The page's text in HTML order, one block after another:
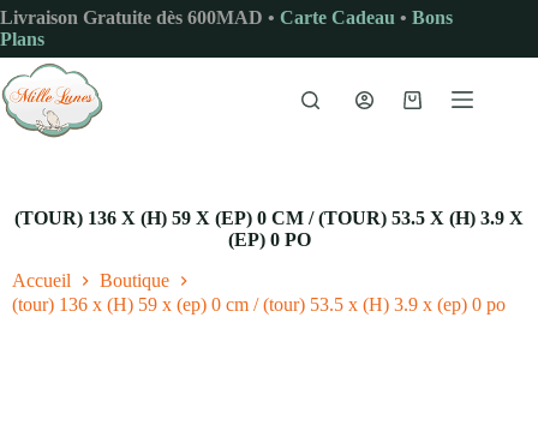
Passer
au
contenu
Livraison Gratuite dès 600MAD • Carte Cadeau • Bons
Plans
Panier
(TOUR) 136 X (H) 59 X (EP) 0 CM / (TOUR) 53.5 X (H) 3.9 X
(EP) 0 PO
Accueil
Boutique
(tour) 136 x (H) 59 x (ep) 0 cm / (tour) 53.5 x (H) 3.9 x (ep) 0 po